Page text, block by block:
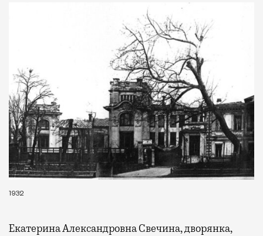
1932
Екатерина Александровна Свечина, дворянка,